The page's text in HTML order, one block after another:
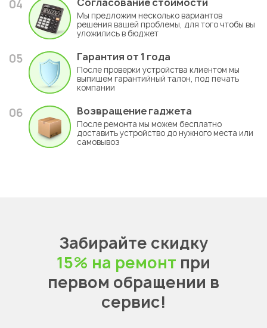
04
Мы предложим несколько вариантов
решения вашей проблемы, для того чтобы вы
уложились в бюджет
05 Гарантия от 1 года
После проверки устройства клиентом мы
выпишем гарантийный талон, под печать
компании
06 Возвращение гаджета
После ремонта мы можем бесплатно
доставить устройство до нужного места или
самовывоз
Забирайте скидку
15% на ремонт при
первом обращении в
сервис!